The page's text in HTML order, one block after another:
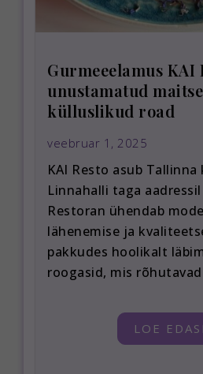
Gurmeeelamus KAI
unustamatud
külluslikud road
veebruar 1, 2025
KAI Resto asub Tallinna
Linnahalli taga
Restoran ühendab
lähenemise ja
pakkudes hoolikalt
roogasid, mis
LOE EDASI